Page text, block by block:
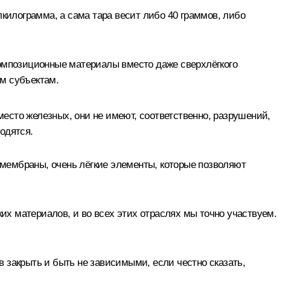
а сама тара весит либо 40 граммов, либо
материалы вместо даже сверхлёгкого
субъектам.
железных, они не имеют, соответственно, разрушений,
очень лёгкие элементы, которые позволяют
материалов, и во всех этих отраслях мы точно участвуем.
и быть не зависимыми, если честно сказать,